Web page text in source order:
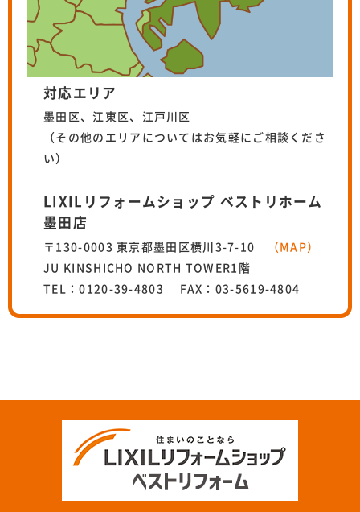
対応エリア
墨田区、江東区、江戸川区
（その他のエリアについてはお気軽にご相談くださ
い）
LIXILリフォームショップ ベストリホーム
墨田店
〒130-0003 東京都墨田区横川3-7-10
（MAP）
JU KINSHICHO NORTH TOWER1階
TEL：0120-39-4803 FAX：03-5619-4804